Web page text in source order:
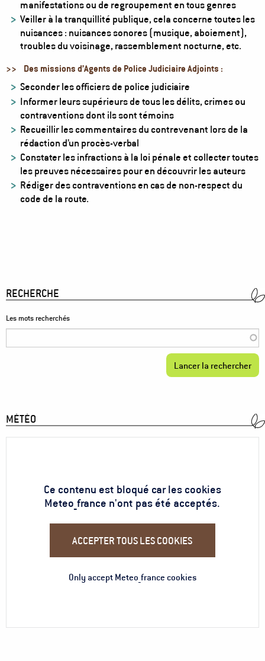
manifestations ou de regroupement en tous genres
Veiller à la tranquillité publique, cela concerne toutes les
nuisances : nuisances sonores (musique, aboiement),
troubles du voisinage, rassemblement nocturne, etc.
>> Des missions d’Agents de Police Judiciaire Adjoints :
Seconder les officiers de police judiciaire
Informer leurs supérieurs de tous les délits, crimes ou
contraventions dont ils sont témoins
Recueillir les commentaires du contrevenant lors de la
rédaction d’un procès-verbal
Constater les infractions à la loi pénale et collecter toutes
les preuves nécessaires pour en découvrir les auteurs
Rédiger des contraventions en cas de non-respect du
code de la route.
RECHERCHE
Les mots recherchés
MÉTÉO
Ce contenu est bloqué car les cookies
Meteo_france n'ont pas été acceptés.
ACCEPTER TOUS LES COOKIES
Only accept Meteo_france cookies